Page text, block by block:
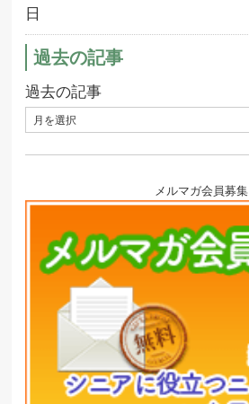
日
過去の記事
過去の記事
メルマガ会員募集